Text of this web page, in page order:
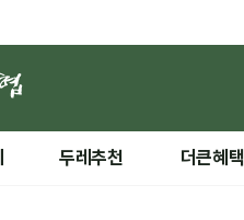
두레추천 더큰혜택